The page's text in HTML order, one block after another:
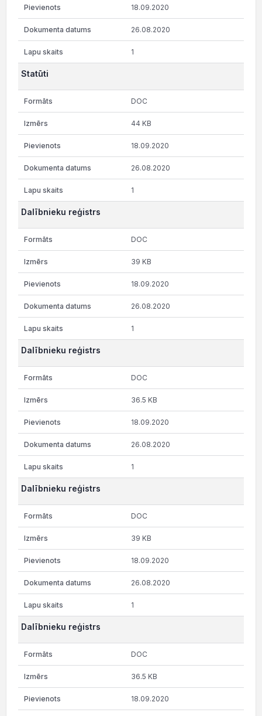
18.09.2020
26.08.2020
1
Statūti
DOC
44 KB
18.09.2020
26.08.2020
1
Dalībnieku reģistrs
DOC
39 KB
18.09.2020
26.08.2020
1
Dalībnieku reģistrs
DOC
36.5 KB
18.09.2020
26.08.2020
1
Dalībnieku reģistrs
DOC
39 KB
18.09.2020
26.08.2020
1
Dalībnieku reģistrs
DOC
36.5 KB
18.09.2020